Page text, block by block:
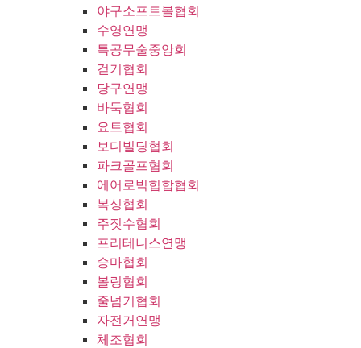
야구소프트볼협회
수영연맹
특공무술중앙회
걷기협회
당구연맹
바둑협회
요트협회
보디빌딩협회
파크골프협회
에어로빅힙합협회
복싱협회
주짓수협회
프리테니스연맹
승마협회
볼링협회
줄넘기협회
자전거연맹
체조협회